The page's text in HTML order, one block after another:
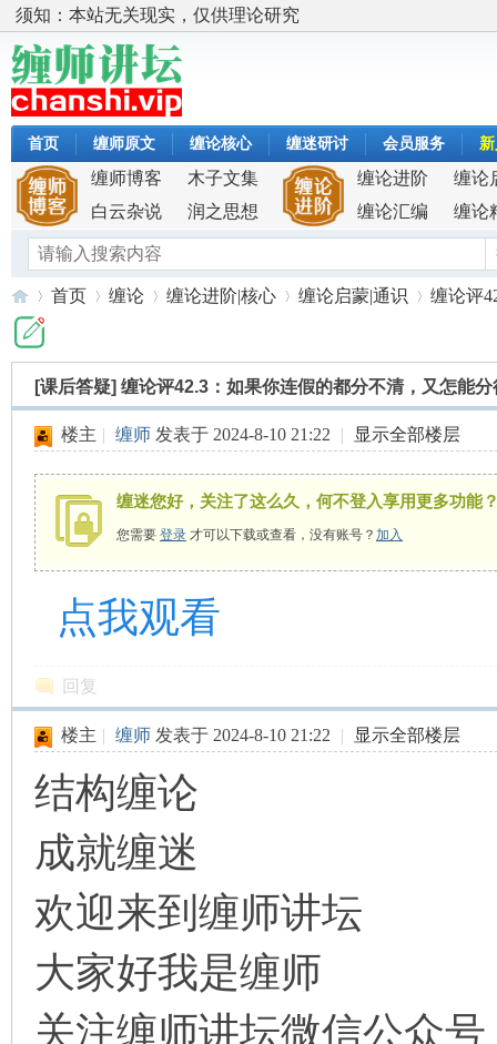
须知：本站无关现实，仅供理论研究
首页 缠师原文 缠论核心 缠迷研讨 会员服务
缠师博客
木子文集
白云杂说
润之思想
缠论进阶
缠论
缠论汇编
缠论
首页
›
缠论
›
缠论进阶|核心
›
缠论启蒙|通识
›
缠论评
[课后答疑] 缠论评42.3：如果你连假的都分不清，又怎能
楼主 | 缠师 发表于 2024-8-10 21:22 | 显示全部楼层
缠迷您好，关注了这么久，何不登入享用更多功能
您需要 登录 才可以下载或查看，没有账号？ 加入
点我观看
回复
楼主 | 缠师 发表于 2024-8-10 21:22 | 显示全部楼层
结构缠论
成就缠迷
欢迎来到缠师讲坛
大家好我是缠师
关注缠师讲坛微信公众号